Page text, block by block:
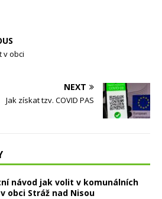
v obci
NEXT
Jak získat tzv. COVID PAS
návod jak volit v komunálních
obci Stráž nad Nisou